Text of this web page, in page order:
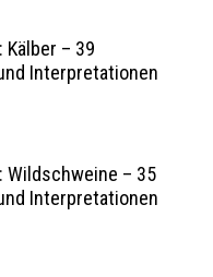
Kälber – 39
Interpretationen
Wildschweine – 35
Interpretationen